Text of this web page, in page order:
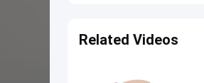
Related Videos